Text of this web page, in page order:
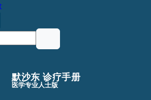
默沙东 诊疗手册
医学专业人士版